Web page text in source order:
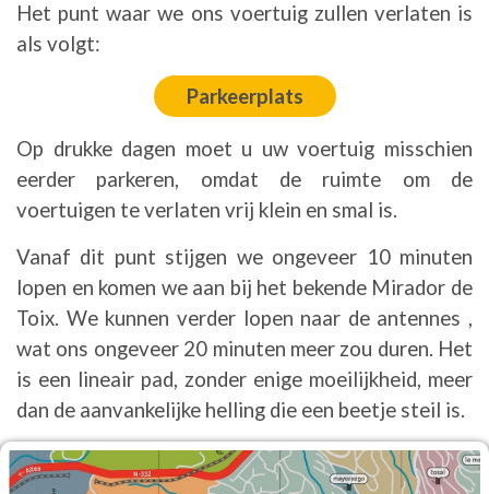
Het punt waar we ons voertuig zullen verlaten is
als volgt:
Parkeerplats
Op drukke dagen moet u uw voertuig misschien
eerder parkeren, omdat de ruimte om de
voertuigen te verlaten vrij klein en smal is.
Vanaf dit punt stijgen we ongeveer 10 minuten
lopen en komen we aan bij het bekende Mirador de
Toix. We kunnen verder lopen naar de antennes ,
wat ons ongeveer 20 minuten meer zou duren. Het
is een lineair pad, zonder enige moeilijkheid, meer
dan de aanvankelijke helling die een beetje steil is.